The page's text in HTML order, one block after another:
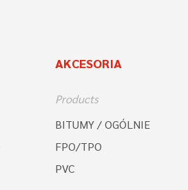
AKCESORIA
Products
BITUMY / OGÓLNIE
FPO/TPO
PVC